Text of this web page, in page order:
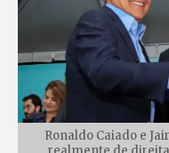
Ronaldo Caiado e